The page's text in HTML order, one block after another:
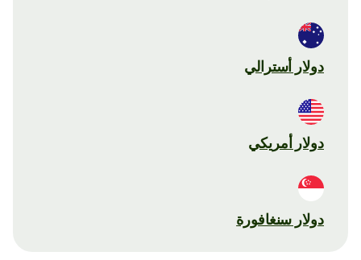
دولار أسترالي
دولار أمريكي
دولار سنغافورة